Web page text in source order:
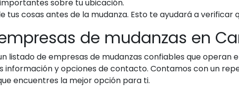
sobre tu ubicación.
tus cosas antes de la mudanza. Esto te ayudará a verificar
de mudanzas en
listado de empresas de mudanzas confiables que operan
información y opciones de contacto. Contamos con un
encuentres la mejor opción para ti.